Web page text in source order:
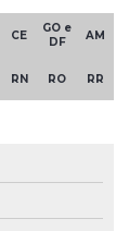
CE
GO e
DF
AM
RN RO RR